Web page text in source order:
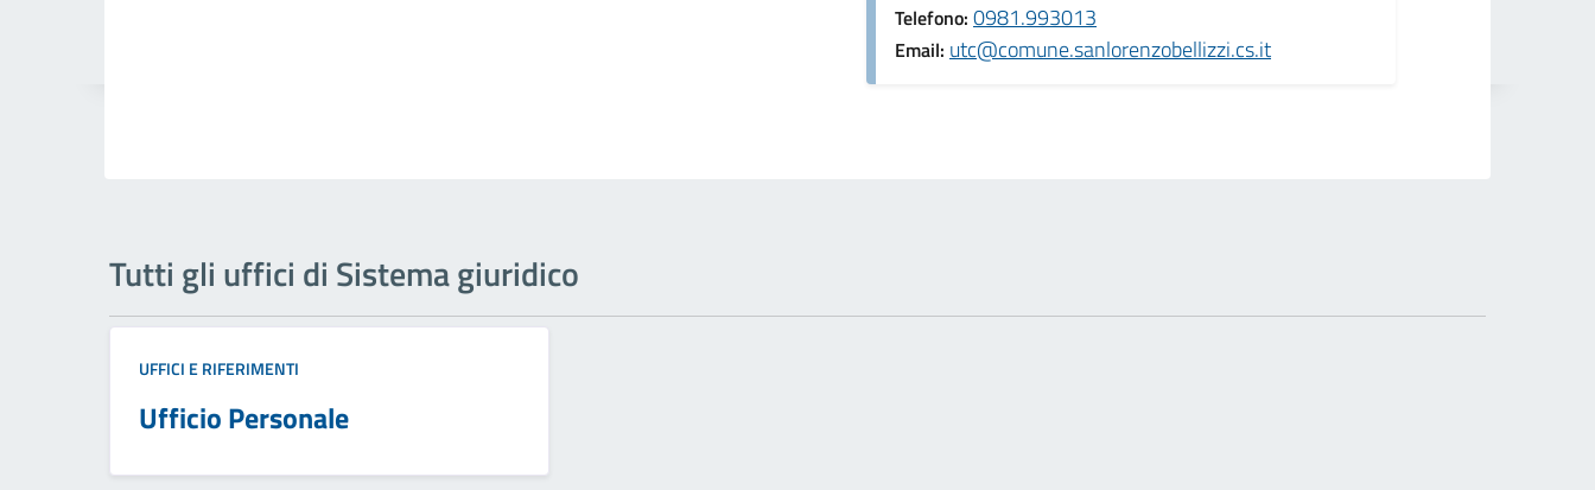
Telefono: 0981.993013
Email: utc@comune.sanlorenzobellizzi.cs.it
Tutti gli uffici di Sistema giuridico
UFFICI E RIFERIMENTI
Ufficio Personale